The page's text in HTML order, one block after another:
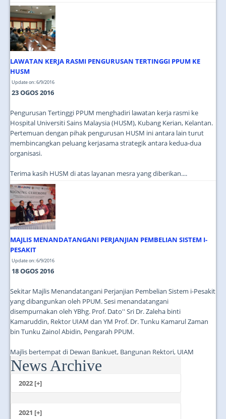
LAWATAN KERJA RASMI PENGURUSAN TERTINGGI PPUM KE
HUSM
Update on: 6/9/2016
23 OGOS 2016
Pengurusan Tertinggi PPUM menghadiri lawatan kerja rasmi ke
Hospital Universiti Sains Malaysia (HUSM), Kubang Kerian, Kelantan.
Pertemuan dengan pihak pengurusan HUSM ini antara lain turut
membincangkan peluang kerjasama strategik antara kedua-dua
organisasi.
Terima kasih HUSM di atas layanan mesra yang diberikan....
MAJLIS MENANDATANGANI PERJANJIAN PEMBELIAN SISTEM I-
PESAKIT
Update on: 6/9/2016
18 OGOS 2016
Sekitar Majlis Menandatangani Perjanjian Pembelian Sistem i-Pesakit
yang dibangunkan oleh PPUM. Sesi menandatangani
disempurnakan oleh YBhg. Prof. Dato'' Sri Dr. Zaleha binti
Kamaruddin, Rektor UIAM dan YM Prof. Dr. Tunku Kamarul Zaman
bin Tunku Zainol Abidin, Pengarah PPUM.
Majlis bertempat di Dewan Bankuet, Bangunan Rektori, UIAM
Gombak....
News Archive
2022 [+]
2021 [+]